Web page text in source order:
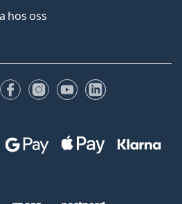
hos oss
FacebookInstagram
YouTubeLinkedIn